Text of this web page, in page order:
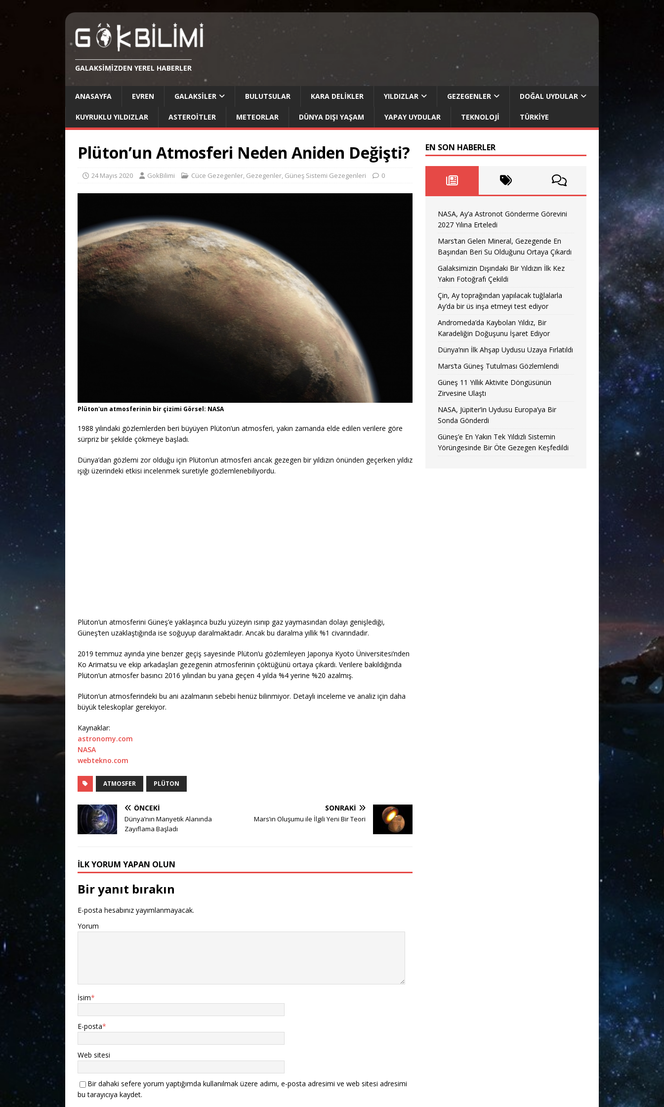
GALAKSIMIZDEN YEREL HABERLER
ANASAYFA EVREN GALAKSILER BULUTSULAR KARA DELIKLER YILDIZLAR GEZEGENLER DOĞAL UYDULAR
KUYRUKLU YILDIZLAR ASTEROITLER METEORLAR DÜNYA DIŞI YAŞAM YAPAY UYDULAR TEKNOLOJI TÜRKIYE
Plüton’un Atmosferi Neden Aniden Değişti?
24 Mayıs 2020 GokBilimi Cüce Gezegenler, Gezegenler, Güneş Sistemi Gezegenleri 0
Plüton'un atmosferinin bir çizimi Görsel: NASA
1988 yılındaki gözlemlerden beri büyüyen Plüton’un atmosferi, yakın zamanda elde edilen verilere göre
sürpriz bir şekilde çökmeye başladı.
Dünya’dan gözlemi zor olduğu için Plüton’un atmosferi ancak gezegen bir yıldızın önünden geçerken yıldız
ışığı üzerindeki etkisi incelenmek suretiyle gözlemlenebiliyordu.
Plüton’un atmosferini Güneş’e yaklaşınca buzlu yüzeyin ısınıp gaz yaymasından dolayı genişlediği,
Güneş’ten uzaklaştığında ise soğuyup daralmaktadır. Ancak bu daralma yıllık %1 civarındadır.
2019 temmuz ayında yine benzer geçiş sayesinde Plüton’u gözlemleyen Japonya Kyoto Üniversitesi’nden
Ko Arimatsu ve ekip arkadaşları gezegenin atmosferinin çöktüğünü ortaya çıkardı. Verilere bakıldığında
Plüton’un atmosfer basıncı 2016 yılından bu yana geçen 4 yılda %4 yerine %20 azalmış.
Plüton’un atmosferindeki bu ani azalmanın sebebi henüz bilinmiyor. Detaylı inceleme ve analiz için daha
büyük teleskoplar gerekiyor.
Kaynaklar:
astronomy.com
NASA
webtekno.com
ATMOSFER PLÜTON
ÖNCEKI
Dünya’nın Manyetik Alanında
Zayıflama Başladı
SONRAKI
Mars’ın Oluşumu ile İlgili Yeni Bir Teori
İLK YORUM YAPAN OLUN
Bir yanıt bırakın
E-posta hesabınız yayımlanmayacak.
Yorum
İsim*
E-posta*
Web sitesi
Bir dahaki sefere yorum yaptığımda kullanılmak üzere adımı, e-posta adresimi ve web sitesi adresimi
bu tarayıcıya kaydet.
EN SON HABERLER
NASA, Ay’a Astronot Gönderme Görevini
2027 Yılına Erteledi
Mars’tan Gelen Mineral, Gezegende En
Başından Beri Su Olduğunu Ortaya Çıkardı
Galaksimizin Dışındaki Bir Yıldızın İlk Kez
Yakın Fotoğrafı Çekildi
Çin, Ay toprağından yapılacak tuğlalarla
Ay’da bir üs inşa etmeyi test ediyor
Andromeda’da Kaybolan Yıldız, Bir
Karadeliğin Doğuşunu İşaret Ediyor
Dünya’nın İlk Ahşap Uydusu Uzaya Fırlatıldı
Mars’ta Güneş Tutulması Gözlemlendi
Güneş 11 Yıllık Aktivite Döngüsünün
Zirvesine Ulaştı
NASA, Jüpiter’in Uydusu Europa’ya Bir
Sonda Gönderdi
Güneş’e En Yakın Tek Yıldızlı Sistemin
Yörüngesinde Bir Öte Gezegen Keşfedildi